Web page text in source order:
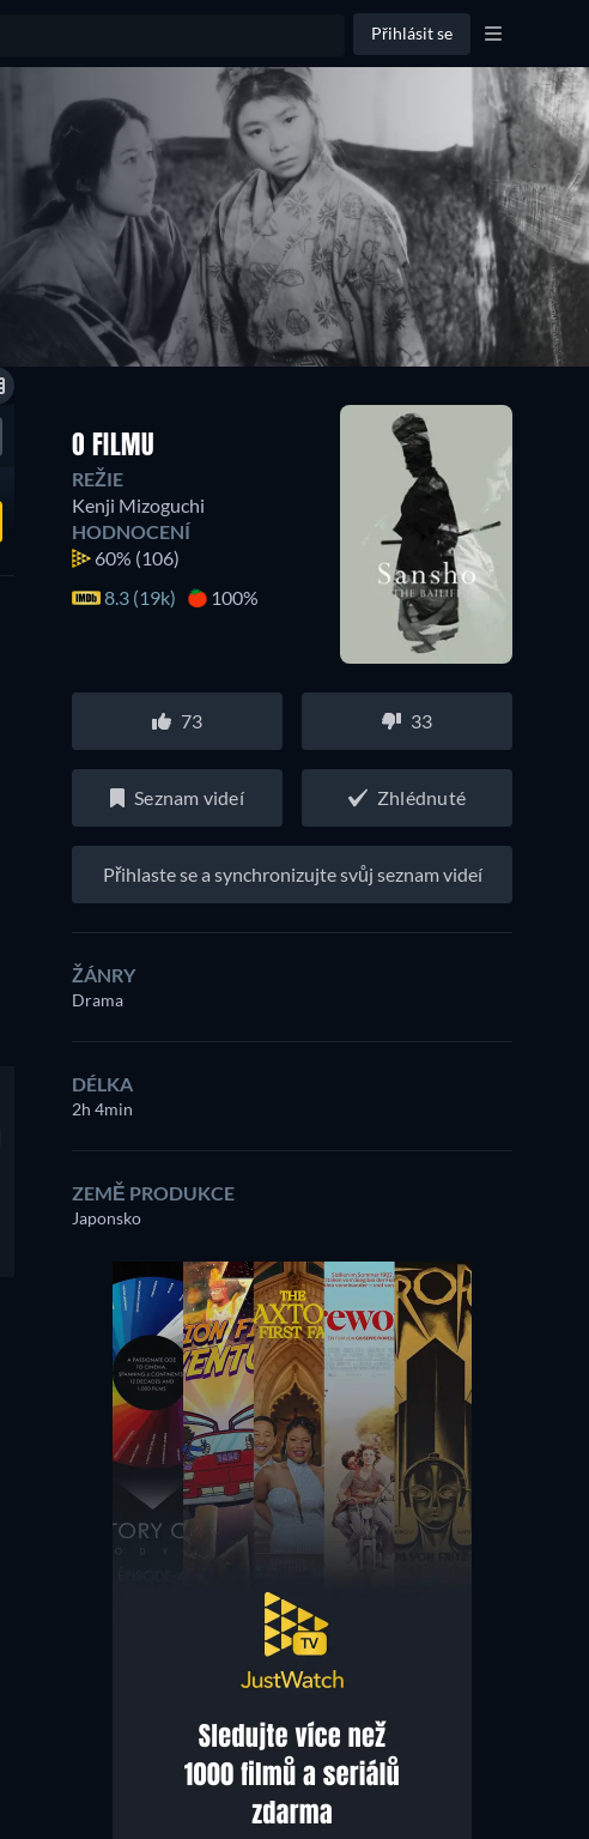
Přihlásit se
O FILMU
REŽIE
Kenji Mizoguchi
HODNOCENÍ
60% (106)
8.3 (19k)
100%
73 33
Seznam videí Zhlédnuté
Přihlaste se a synchronizujte svůj seznam videí
ŽÁNRY
Drama
DÉLKA
2h 4min
ZEMĚ PRODUKCE
Japonsko
Ichirō Sugai